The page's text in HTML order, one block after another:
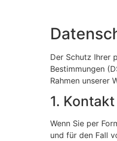
Der Schutz Ihrer
Bestimmungen
Rahmen unserer
1.
Wenn Sie per
und für den Fall